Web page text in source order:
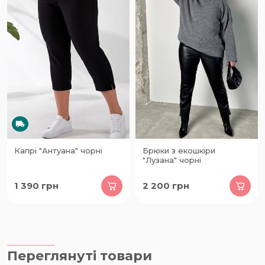
Капрі "Антуана" чорні
1 390 грн
Брюки з екошкіри
"Лузана" чорні
2 200 грн
Переглянуті товари